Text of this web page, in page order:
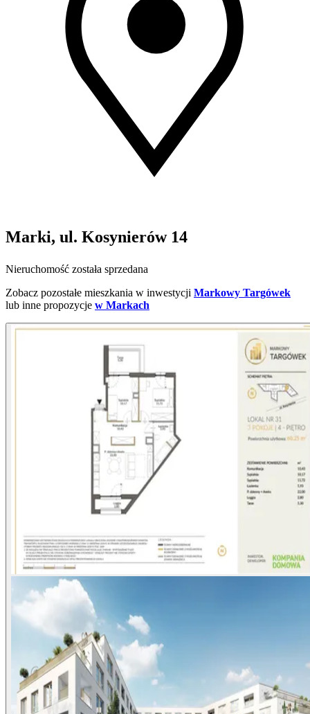
Marki, ul. Kosynierów 14
Nieruchomość została sprzedana
Zobacz pozostałe mieszkania w inwestycji Markowy Targówek
lub inne propozycje w Markach